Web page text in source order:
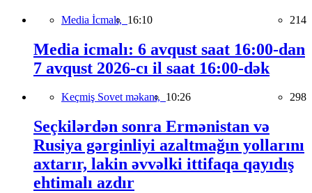
Media İcmalı, 16:10 214
Media icmalı: 6 avqust saat 16:00-dan
7 avqust 2026-cı il saat 16:00-dək
Keçmiş Sovet məkanı, 10:26 298
Seçkilərdən sonra Ermənistan və
Rusiya gərginliyi azaltmağın yollarını
axtarır, lakin əvvəlki ittifaqa qayıdış
ehtimalı azdır